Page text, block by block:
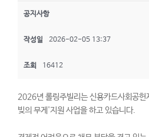
공지사항
작성일 2026-02-05 13:37
조회 16412
2026년 롤링주빌리는 신용카드사회공헌
빚의 무게'지원 사업을 하고 있습니다.